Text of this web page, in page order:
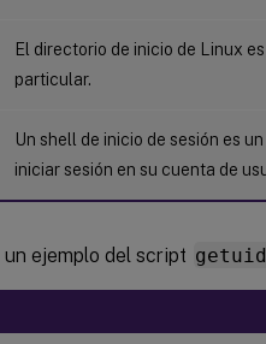
El directorio de inicio de Linux
particular.
Un shell de inicio de sesión es
iniciar sesión en su cuenta de
ejemplo del script